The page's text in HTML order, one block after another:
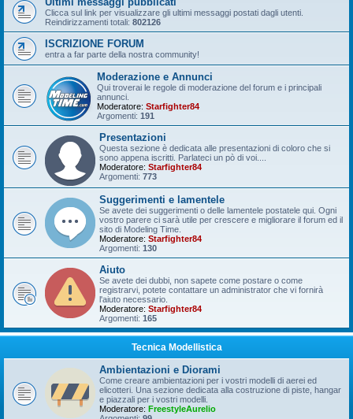
Clicca sul link per visualizzare gli ultimi messaggi postati dagli utenti.
Reindirizzamenti totali: 802126
ISCRIZIONE FORUM
entra a far parte della nostra community!
Moderazione e Annunci
Qui troverai le regole di moderazione del forum e i principali
annunci.
Moderatore: Starfighter84
Argomenti: 191
Presentazioni
Questa sezione è dedicata alle presentazioni di coloro che si
sono appena iscritti. Parlateci un pò di voi....
Moderatore: Starfighter84
Argomenti: 773
Suggerimenti e lamentele
Se avete dei suggerimenti o delle lamentele postatele qui. Ogni
vostro parere ci sarà utile per crescere e migliorare il forum ed il
sito di Modeling Time.
Moderatore: Starfighter84
Argomenti: 130
Aiuto
Se avete dei dubbi, non sapete come postare o come
registrarvi, potete contattare un administrator che vi fornirà
l'aiuto necessario.
Moderatore: Starfighter84
Argomenti: 165
Tecnica Modellistica
Ambientazioni e Diorami
Come creare ambientazioni per i vostri modelli di aerei ed
elicotteri. Una sezione dedicata alla costruzione di piste, hangar
e piazzali per i vostri modelli.
Moderatore: FreestyleAurelio